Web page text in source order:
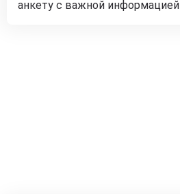
анкету с важной информацией